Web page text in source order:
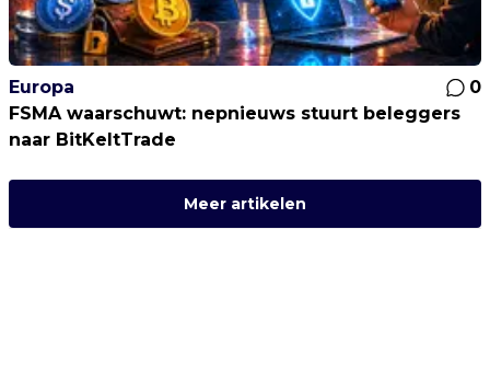
Europa
0
FSMA waarschuwt: nepnieuws stuurt beleggers
naar BitKeltTrade
Meer artikelen